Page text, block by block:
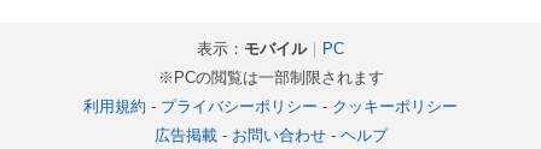
表示： モバイル｜ PC
※PCの閲覧は一部制限されます
利用規約 - プライバシーポリシー - クッキーポリシー
広告掲載- お問い合わせ- ヘルプ